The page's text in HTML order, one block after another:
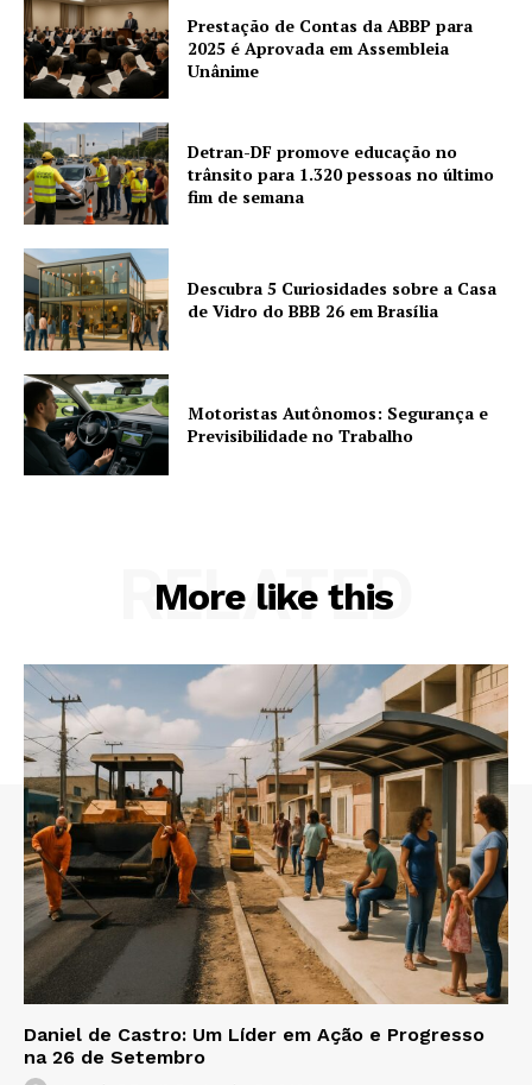
Prestação de Contas da ABBP para
2025 é Aprovada em Assembleia
Unânime
Detran-DF promove educação no
trânsito para 1.320 pessoas no último
fim de semana
Descubra 5 Curiosidades sobre a Casa
de Vidro do BBB 26 em Brasília
Motoristas Autônomos: Segurança e
Previsibilidade no Trabalho
More like this
RELATED
Daniel de Castro: Um Líder em Ação e Progresso
na 26 de Setembro